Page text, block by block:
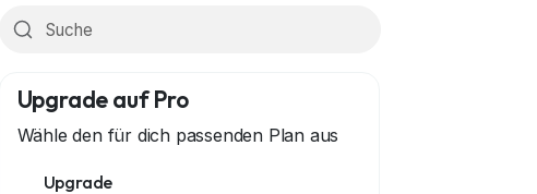
Upgrade auf Pro
Wähle den für dich passenden Plan aus
Upgrade